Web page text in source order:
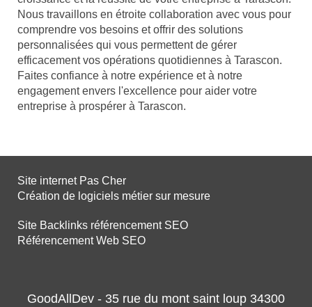
Nous travaillons en étroite collaboration avec vous pour
comprendre vos besoins et offrir des solutions
personnalisées qui vous permettent de gérer
efficacement vos opérations quotidiennes à Tarascon.
Faites confiance à notre expérience et à notre
engagement envers l'excellence pour aider votre
entreprise à prospérer à Tarascon.
Site internet Pas Cher
Création de logiciels métier sur mesure
Site Backlinks référencement SEO
Référencement Web SEO
GoodAllDev - 35 rue du mont saint loup 34300